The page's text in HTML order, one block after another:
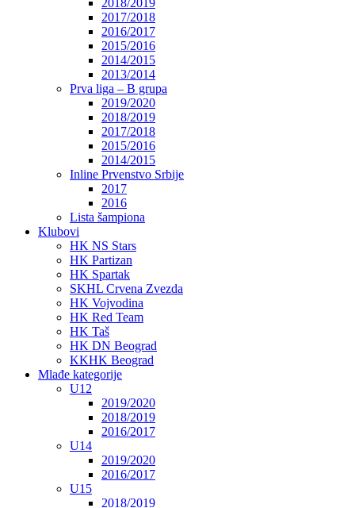
2018/2019
2017/2018
2016/2017
2015/2016
2014/2015
2013/2014
Prva liga – B grupa
2019/2020
2018/2019
2017/2018
2015/2016
2014/2015
Inline Prvenstvo Srbije
2017
2016
Lista šampiona
Klubovi
HK NS Stars
HK Partizan
HK Spartak
SKHL Crvena Zvezda
HK Vojvodina
HK Red Team
HK Taš
HK DN Beograd
KKHK Beograd
Mlađe kategorije
U12
2019/2020
2018/2019
2016/2017
U14
2019/2020
2016/2017
U15
2018/2019